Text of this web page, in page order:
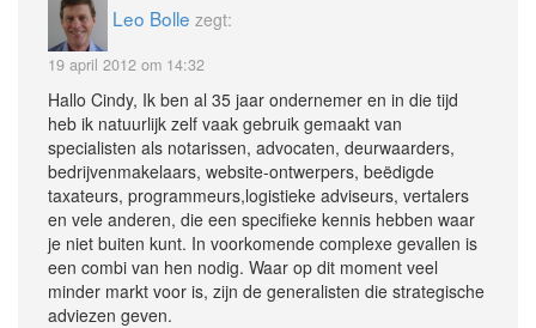
Leo Bolle zegt:
19 april 2012 om 14:32
Hallo Cindy, Ik ben al 35 jaar ondernemer en in die tijd
heb ik natuurlijk zelf vaak gebruik gemaakt van
specialisten als notarissen, advocaten, deurwaarders,
bedrijvenmakelaars, website-ontwerpers, beëdigde
taxateurs, programmeurs,logistieke adviseurs, vertalers
en vele anderen, die een specifieke kennis hebben waar
je niet buiten kunt. In voorkomende complexe gevallen is
een combi van hen nodig. Waar op dit moment veel
minder markt voor is, zijn de generalisten die strategische
adviezen geven.